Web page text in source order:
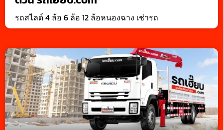
รถสไลด์ 4 ล้อ 6 ล้อ 12 ล้อหนองฉาง เช่ารถ